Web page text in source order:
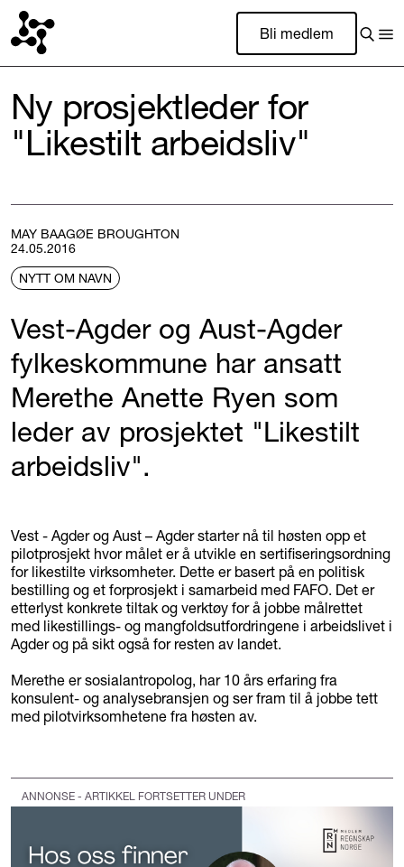
Bli medlem
Ny prosjektleder for
"Likestilt arbeidsliv"
MAY BAAGØE BROUGHTON
24.05.2016
NYTT OM NAVN
Vest-Agder og Aust-Agder
fylkeskommune har ansatt
Merethe Anette Ryen som
leder av prosjektet "Likestilt
arbeidsliv".
Vest - Agder og Aust – Agder starter nå til høsten opp et
pilotprosjekt hvor målet er å utvikle en sertifiseringsordning
for likestilte virksomheter. Dette er basert på en politisk
bestilling og et forprosjekt i samarbeid med FAFO. Det er
etterlyst konkrete tiltak og verktøy for å jobbe målrettet
med likestillings- og mangfoldsutfordringene i arbeidslivet i
Agder og på sikt også for resten av landet.
Merethe er sosialantropolog, har 10 års erfaring fra
konsulent- og analysebransjen og ser fram til å jobbe tett
med pilotvirksomhetene fra høsten av.
ANNONSE - ARTIKKEL FORTSETTER UNDER